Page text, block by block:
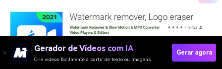
Gerador de Vídeos com IA
Crie vídeos facilmente a partir de texto ou imagens
Gerar agora